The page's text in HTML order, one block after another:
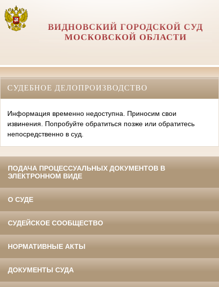
ВИДНОВСКИЙ ГОРОДСКОЙ СУД
МОСКОВСКОЙ ОБЛАСТИ
СУДЕБНОЕ ДЕЛОПРОИЗВОДСТВО
Информация временно недоступна. Приносим свои
извинения. Попробуйте обратиться позже или обратитесь
непосредственно в суд.
ПОДАЧА ПРОЦЕССУАЛЬНЫХ ДОКУМЕНТОВ В
ЭЛЕКТРОННОМ ВИДЕ
О СУДЕ
СУДЕЙСКОЕ СООБЩЕСТВО
НОРМАТИВНЫЕ АКТЫ
ДОКУМЕНТЫ СУДА